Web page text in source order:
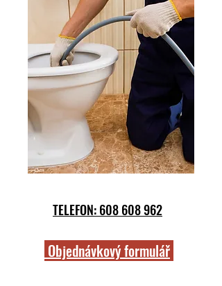
TELEFON: 608 608 962
Objednávkový formulář